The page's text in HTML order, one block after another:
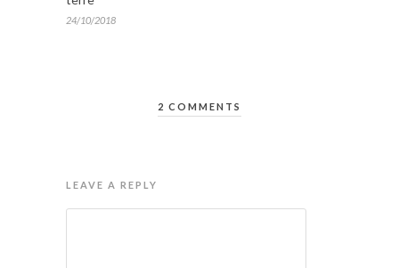
24/10/2018
2 COMMENTS
LEAVE A REPLY